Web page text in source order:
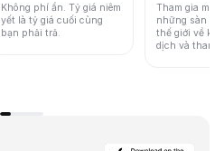
Không phí ẩn. Tỷ giá niêm
yết là tỷ giá cuối cùng
bạn phải trả.
Tham gia một
những sàn
thế giới về
dịch và thanh